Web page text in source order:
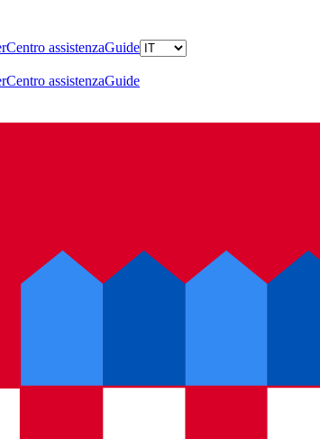
Centro assistenzaGuide
Centro assistenzaGuide